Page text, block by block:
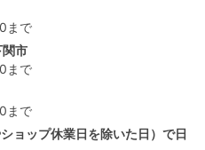
まで
市
まで
まで
ョップ休業日を除いた日）で日